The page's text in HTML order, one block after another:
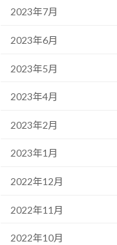
2023年7月
2023年6月
2023年5月
2023年4月
2023年2月
2023年1月
2022年12月
2022年11月
2022年10月